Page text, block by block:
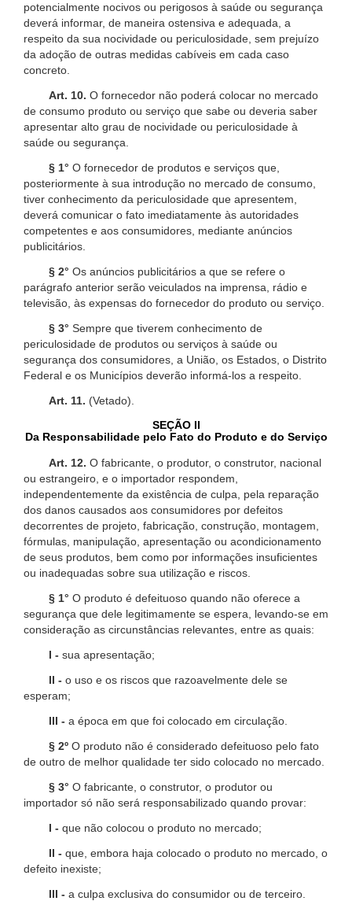
potencialmente nocivos ou perigosos à saúde ou segurança
deverá informar, de maneira ostensiva e adequada, a
respeito da sua nocividade ou periculosidade, sem prejuízo
da adoção de outras medidas cabíveis em cada caso
concreto.
Art. 10. O fornecedor não poderá colocar no mercado
de consumo produto ou serviço que sabe ou deveria saber
apresentar alto grau de nocividade ou periculosidade à
saúde ou segurança.
§ 1° O fornecedor de produtos e serviços que,
posteriormente à sua introdução no mercado de consumo,
tiver conhecimento da periculosidade que apresentem,
deverá comunicar o fato imediatamente às autoridades
competentes e aos consumidores, mediante anúncios
publicitários.
§ 2° Os anúncios publicitários a que se refere o
parágrafo anterior serão veiculados na imprensa, rádio e
televisão, às expensas do fornecedor do produto ou serviço.
§ 3° Sempre que tiverem conhecimento de
periculosidade de produtos ou serviços à saúde ou
segurança dos consumidores, a União, os Estados, o Distrito
Federal e os Municípios deverão informá-los a respeito.
Art. 11. (Vetado).
SEÇÃO II
Da Responsabilidade pelo Fato do Produto e do Serviço
Art. 12. O fabricante, o produtor, o construtor, nacional
ou estrangeiro, e o importador respondem,
independentemente da existência de culpa, pela reparação
dos danos causados aos consumidores por defeitos
decorrentes de projeto, fabricação, construção, montagem,
fórmulas, manipulação, apresentação ou acondicionamento
de seus produtos, bem como por informações insuficientes
ou inadequadas sobre sua utilização e riscos.
§ 1° O produto é defeituoso quando não oferece a
segurança que dele legitimamente se espera, levando-se em
consideração as circunstâncias relevantes, entre as quais:
I - sua apresentação;
II - o uso e os riscos que razoavelmente dele se
esperam;
III - a época em que foi colocado em circulação.
§ 2º O produto não é considerado defeituoso pelo fato
de outro de melhor qualidade ter sido colocado no mercado.
§ 3° O fabricante, o construtor, o produtor ou
importador só não será responsabilizado quando provar:
I - que não colocou o produto no mercado;
II - que, embora haja colocado o produto no mercado, o
defeito inexiste;
III - a culpa exclusiva do consumidor ou de terceiro.